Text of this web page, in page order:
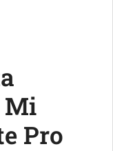
Mi
Pro